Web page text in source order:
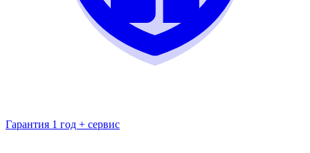
Гарантия 1 год + сервис